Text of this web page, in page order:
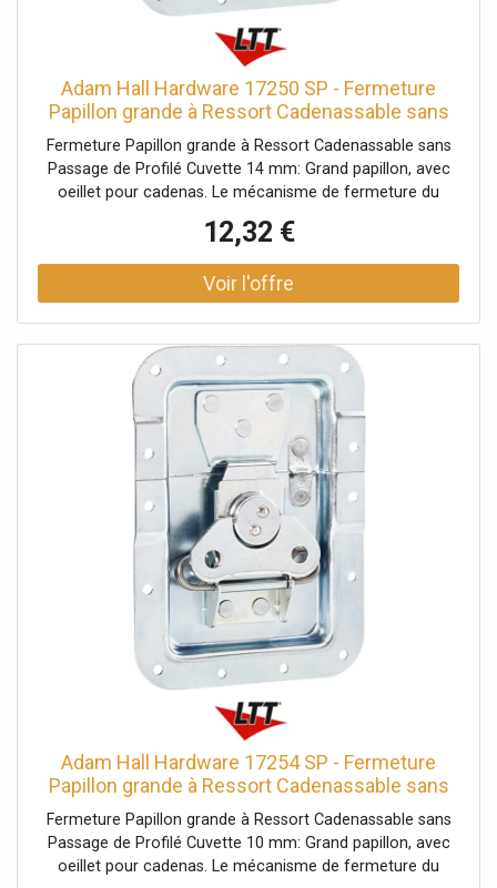
Adam Hall Hardware 17250 SP - Fermeture
Papillon grande à Ressort Cadenassable sans
Passage de - Serrures
Fermeture Papillon grande à Ressort Cadenassable sans
Passage de Profilé Cuvette 14 mm: Grand papillon, avec
oeillet pour cadenas. Le mécanisme de fermeture du
automatiquement guidé vers l'extérieur dans sa position
d'ouverture d'environ 30º. Si nécessaire, le crochet de
fermeture peut également être déplacé vers l'extérieur.
Données techniques: Type de produit: Systèmes de
Surface: galvanisé, Ø trous de fixation: 5,1 mm,
Verrouillable: avec oeillets pour cadenas, Type cuvette:
non cranté, Taille cuvette: grand, Profondeur cuvette: 14
mm, Protection par rivets: Non, avec passage de profilé:
Oui, Fonction Push-Flat: Non, Poids: 0,46 kg
12,32 €
Adam Hall Hardware 17254 SP - Fermeture
Papillon grande à Ressort Cadenassable sans
Passage de - Serrures
Fermeture Papillon grande à Ressort Cadenassable sans
Passage de Profilé Cuvette 10 mm: Grand papillon, avec
oeillet pour cadenas. Le mécanisme de fermeture du